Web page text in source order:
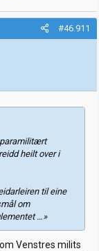
#46.911
heilt over i
til eine
om
…»
Venstres milits